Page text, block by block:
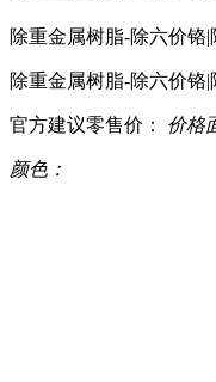
除重金属树脂-除六价铬
除重金属树脂-除六价铬
官方建议零售价： 价格
颜色：